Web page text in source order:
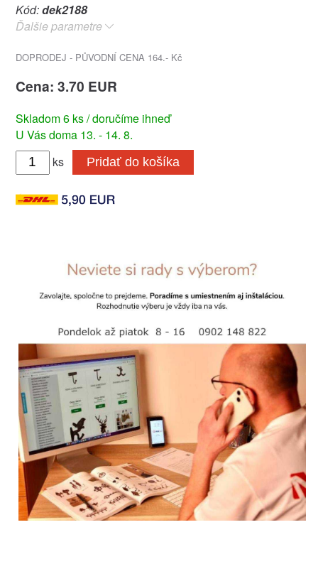
Kód:dek2188
Ďalšie parametre
DOPRODEJ - PŮVODNÍ CENA 164.- Kč
Cena: 3.70 EUR
Skladom 6 ks / doručíme ihneď
U Vás doma 13. - 14. 8.
ks
Pridať do košíka